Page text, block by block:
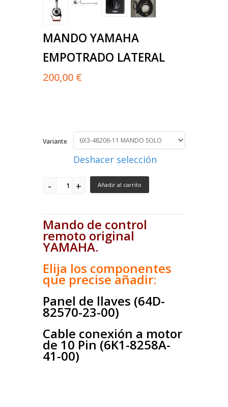
MANDO YAMAHA
EMPOTRADO LATERAL
200,00 €
Variante
Deshacer selección
Añadir al carrito
Mando de control
remoto original
YAMAHA.
Elija los componentes
que precise añadir:
Panel de llaves (64D-
82570-23-00)
Cable conexión a motor
de 10 Pin (6K1-8258A-
41-00)